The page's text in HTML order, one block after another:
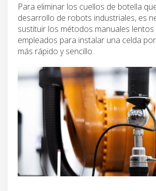
Para eliminar los cuellos de botella
desarrollo de robots industriales, es
sustituir los métodos manuales
empleados para instalar una celda
más rápido y sencillo.